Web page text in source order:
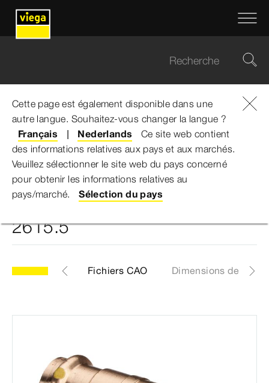
Cette page est également disponible dans une
autre langue. Souhaitez-vous changer la langue ?
Français
Nederlands
Ce site web contient
des informations relatives aux pays et aux marchés.
Veuillez sélectionner le site web du pays concerné
pour obtenir les informations relatives au
pays/marché.
Sélection du pays
Viega Belgium
...
Manchon coulissant Profipress G - modèle 2615.5
Manchon coulissant
Profipress G - modèle
2615.5
Étiquettes Fichiers CAO Dimensions de